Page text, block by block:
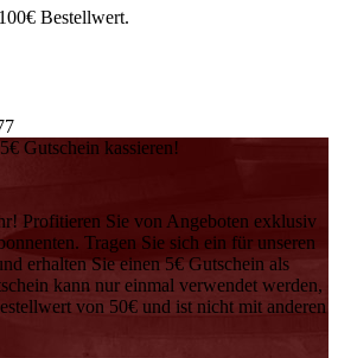
Bestellwert.
Gutschein kassieren!
Profitieren Sie von Angeboten exklusiv
Tragen Sie sich ein für unseren
erhalten Sie einen 5€ Gutschein als
kann nur einmal verwendet werden,
von 50€ und ist nicht mit anderen